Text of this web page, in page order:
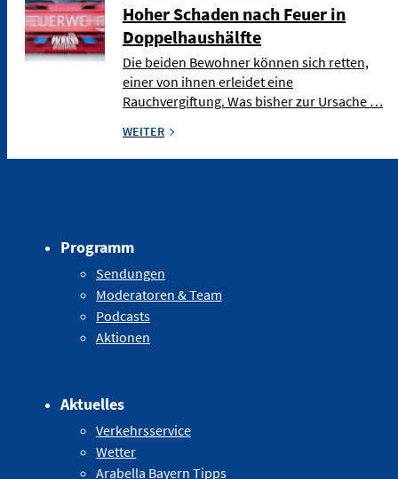
Hoher Schaden nach Feuer in
Doppelhaushälfte
Die beiden Bewohner können sich retten,
einer von ihnen erleidet eine
Rauchvergiftung. Was bisher zur Ursache …
WEITER
Programm
Sendungen
Moderatoren & Team
Podcasts
Aktionen
Aktuelles
Verkehrsservice
Wetter
Arabella Bayern Tipps